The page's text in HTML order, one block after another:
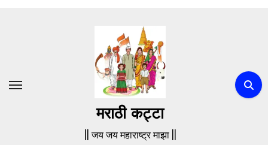
मराठी कट्टा
|| जय जय महाराष्ट्र माझा ||